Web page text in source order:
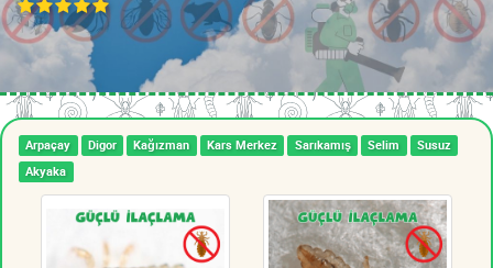
Arpaçay Digor Kağızman Kars Merkez Sarıkamış Selim
Susuz
Akyaka